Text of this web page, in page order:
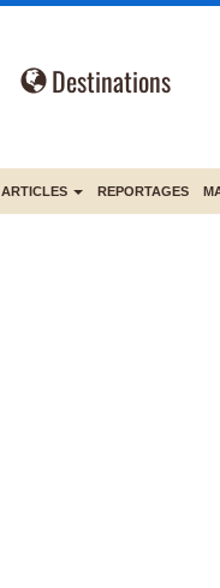
Destinations
ARTICLES REPORTAGES